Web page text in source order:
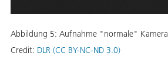
Abbildung 5: Aufnahme "normale" Kamera
Credit: DLR (CC BY-NC-ND 3.0)